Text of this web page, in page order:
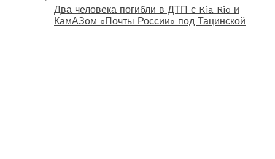
Два человека погибли в ДТП с Kia Rio и
КамАЗом «Почты России» под Тацинской